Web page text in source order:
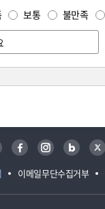
보통 불만족
이메일무단수집거부
페이스북 인스타그램 블로그 트위터